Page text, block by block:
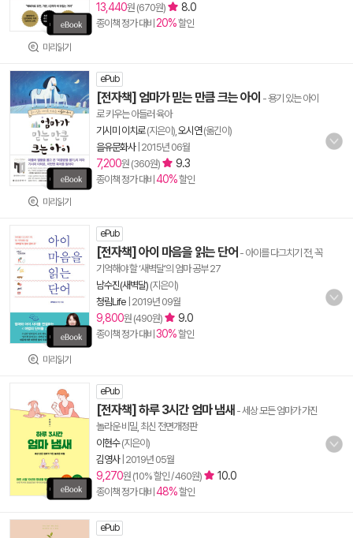
미리읽기
13,440원 (670원) 8.0
종이책 정가 대비 20%할인
미리읽기
ePub
[전자책] 엄마가 믿는 만큼 크는 아이 - 용기 있는 아이
로 키우는 아들러 육아
기시미 이치로(지은이), 오시연(옮긴이)
을유문화사| 2015년 06월
7,200원 (360원) 9.3
종이책 정가 대비 40%할인
미리읽기
ePub
[전자책] 아이 마음을 읽는 단어 - 아이를 다그치기 전, 꼭
기억해야 할 ‘새벽달’의 엄마 공부 27
남수진(새벽달) (지은이)
청림Life 2019년 09월
9,800원 (490원) 9.0
종이책 정가 대비 30%할인
ePub
[전자책] 하루 3시간 엄마 냄새 - 세상 모든 엄마가 가진
놀라운 비밀, 최신 전면개정판
이현수(지은이)
김영사| 2019년 05월
9,270원 (10% 할인 / 460원) 10.0
종이책 정가 대비 48%할인
ePub